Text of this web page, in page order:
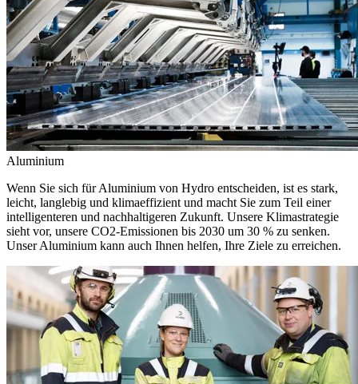
Aluminium
Wenn Sie sich für Aluminium von Hydro entscheiden, ist es stark,
leicht, langlebig und klimaeffizient und macht Sie zum Teil einer
intelligenteren und nachhaltigeren Zukunft. Unsere Klimastrategie
sieht vor, unsere CO2-Emissionen bis 2030 um 30 % zu senken.
Unser Aluminium kann auch Ihnen helfen, Ihre Ziele zu erreichen.